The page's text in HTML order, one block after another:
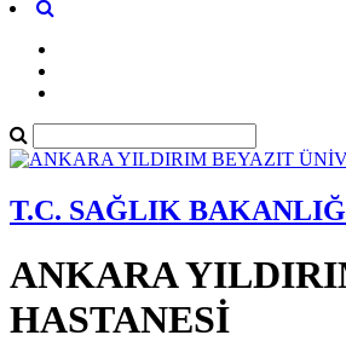
T.C. SAĞLIK
ANKARA
HASTANESİ